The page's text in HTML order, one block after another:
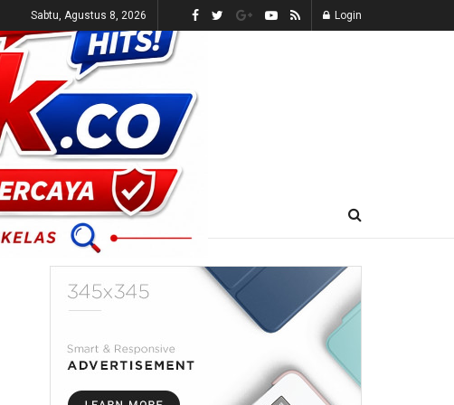
Sabtu, Agustus 8, 2026 Login
UMUM E-KORAN LIVE TV